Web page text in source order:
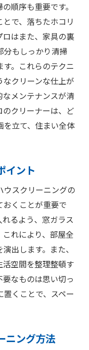
順序も重要です。
で、落ちたホコリ
はまた、家具の裏
もしっかり清掃
。これらのテクニ
クリーンな仕上が
メンテナンスが清
クリーナーは、ど
立て、住まい全体
イント
スクリーニングの
くことが重要で
るよう、窓ガラス
れにより、部屋全
出します。また、
空間を整理整頓す
なものは思い切っ
くことで、スペー
ニング方法